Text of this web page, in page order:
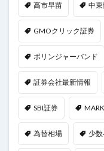
高市早苗 中
GMOクリック証券
ボリンジャーバンド
証券会社最新情報
SBI証券
為替相場 少